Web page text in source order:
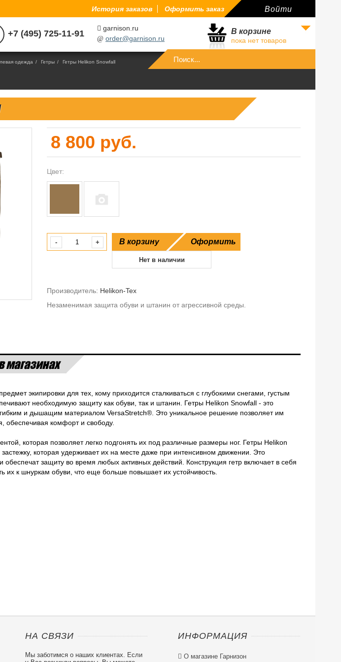
Войти
История заказов Оформить заказ
+7 (495) 725-11-91
 garnison.ru
@ order@garnison.ru
В корзине
пока нет товаров
одежда / Гетры / Гетры Helikon Snowfall
8 800 руб.
Цвет:
- + В корзину Оформить
Нет в наличии
Производитель: Helikon-Tex
Незаменимая защита обуви и штанин от агрессивной среды.
магазинах
экипировки для тех, кому приходится сталкиваться с глубокими снегами, густым
необходимую защиту как обуви, так и штанин. Гетры Helikon Snowfall - это
и дышащим материалом VersaStretch®. Это уникальное решение позволяет им
обеспечивая комфорт и свободу.
которая позволяет легко подгонять их под различные размеры ног. Гетры Helikon
которая удерживает их на месте даже при интенсивном движении. Это
обеспечат защиту во время любых активных действий. Конструкция гетр включает в себя
их к шнуркам обуви, что еще больше повышает их устойчивость.
НА СВЯЗИ
Мы заботимся о наших клиентах. Если
ИНФОРМАЦИЯ
 О магазине Гарнизон